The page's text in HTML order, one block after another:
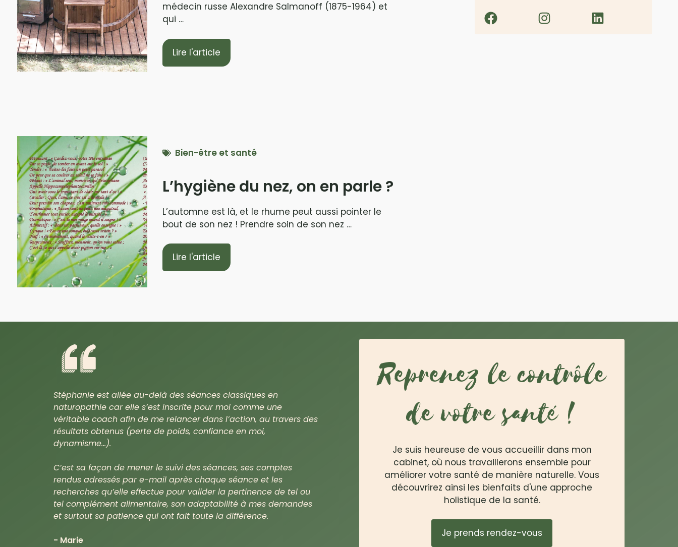
médecin russe Alexandre Salmanoff (1875-1964) et
qui …
Lire l'article
Bien-être et santé
L’hygiène du nez, on en parle ?
L’automne est là, et le rhume peut aussi pointer le
bout de son nez ! Prendre soin de son nez …
Lire l'article
Stéphanie est allée au-delà des séances classiques en
naturopathie car elle s’est inscrite pour moi comme une
véritable coach afin de me relancer dans l’action, au travers des
résultats obtenus (perte de poids, confiance en moi,
dynamisme…).
C’est sa façon de mener le suivi des séances, ses comptes
rendus adressés par e-mail après chaque séance et les
recherches qu’elle effectue pour valider la pertinence de tel ou
tel complément alimentaire, son adaptabilité à mes demandes
et surtout sa patience qui ont fait toute la différence.
- Marie
Reprenez le contrôle
de votre santé !
Je suis heureuse de vous accueillir dans mon
cabinet, où nous travaillerons ensemble pour
améliorer votre santé de manière naturelle. Vous
découvrirez ainsi les bienfaits d'une approche
holistique de la santé.
Je prends rendez-vous